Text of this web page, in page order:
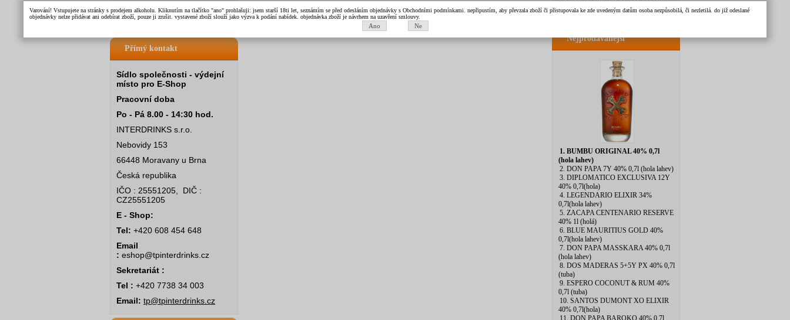
Džusy, šťávy, mošty, sirupy
Přímý kontakt
Sídlo společnosti - výdejní
místo pro E-Shop
Pracovní doba
Po - Pá 8.00 - 14:30 hod.
INTERDRINKS s.r.o.
Nebovidy 153
66448 Moravany u Brna
Česká republika
IČO : 25551205, DIČ :
CZ25551205
E - Shop:
Tel: +420 608 454 648
Email
: eshop@tpinterdrinks.cz
Sekretariát :
Tel : +420 7738 34 003
Email: tp@tpinterdrinks.cz
30. BOTRAN KI 40% 0,7l (hola lahev)
Nejprodávanější
1. BUMBU ORIGINAL 40% 0,7l
(hola lahev)
2. DON PAPA 7Y 40% 0,7l (hola lahev)
3. DIPLOMATICO EXCLUSIVA 12Y
40% 0,7l(hola)
4. LEGENDARIO ELIXIR 34%
0,7l(hola lahev)
5. ZACAPA CENTENARIO RESERVE
40% 1l (holá)
6. BLUE MAURITIUS GOLD 40%
0,7l(hola lahev)
7. DON PAPA MASSKARA 40% 0,7l
(hola lahev)
8. DOS MADERAS 5+5Y PX 40% 0,7l
(tuba)
9. ESPERO COCONUT & RUM 40%
0,7l (tuba)
10. SANTOS DUMONT XO ELIXIR
40% 0,7l(hola)
11. DON PAPA BAROKO 40% 0,7l
Varování! Vstupujete na stránky s prodejem alkoholu. Kliknutím na tlačítko "ano" prohlašuji: jsem starší 18ti let, seznámím se před odesláním objednávky s Obchodními podmínkami. nepřipustím, aby převzala zboží či přistupovala ke zde uvedeným datům osoba nezpůsobilá, či nezletilá. do již odeslané
objednávky nelze přidávat ani odebírat zboží, pouze ji zrušit. vystavené zboží slouží jako výzva k podání nabídek. objednávka zboží je návrhem na uzavření smlouvy.
Ano Ne